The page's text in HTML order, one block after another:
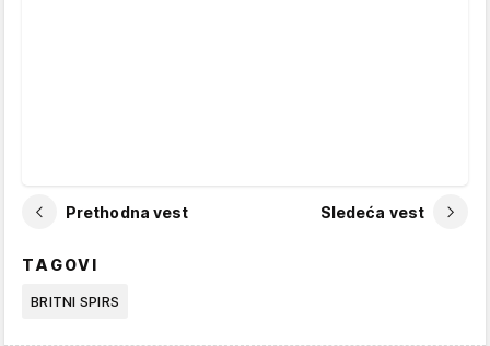
Prethodna vest Sledeća vest
TAGOVI
BRITNI SPIRS